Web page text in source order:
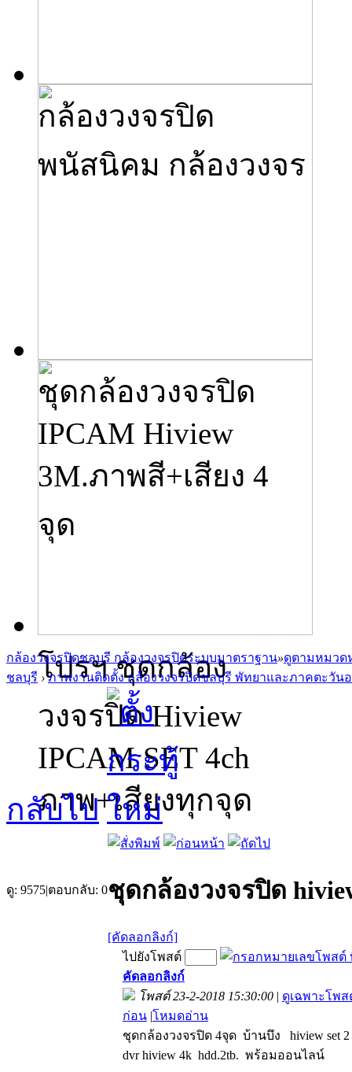
กล้องวงจรปิด
พนัสนิคม กล้องวงจร
ชุดกล้องวงจรปิด
IPCAM Hiview
3M.ภาพสี+เสียง 4
จุด
โปรฯ ชุดกล้อง
วงจรปิด Hiview
IPCAM SET 4ch
ภาพ+เสียงทุกจุด
กล้องวงจรปิดชลบุรี กล้องวงจรปิดระบบมาตราฐาน»ดูตามหมวด
ชลบุรี › ภาพงานติดตั้ง กล้องวงจรปิดชลบุรี พัทยาและภาคตะวัน
กลับไป
ดู: 9575|ตอบกลับ: 0ชุดกล้องวงจรปิด
[คัดลอกลิงก์]
ไปยังโพสต์
คัดลอกลิงก์
โพสต์ 23-2-2018 15:30:00 | ดูเฉพาะโพ
ก่อน |โหมดอ่าน
ชุดกล้องวงจรปิด 4จุด บ้านบึง hiview set 2
dvr hiview 4k hdd.2tb. พร้อมออนไลน์